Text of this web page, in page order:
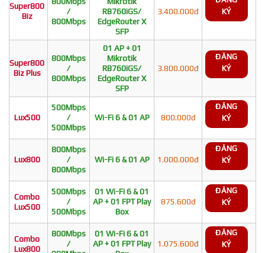
Super800
Biz
/
800Mbps
RB760iGS/
EdgeRouter X
SFP
3.400.000đ
KÝ
Super800
Biz Plus
800Mbps
/
800Mbps
01 AP + 01
Mikrotik
RB760iGS/
EdgeRouter X
SFP
3.800.000đ
ĐĂNG
KÝ
Lux500
500Mbps
/
500Mbps
Wi-Fi 6 & 01 AP 800.000đ
ĐĂNG
KÝ
Lux800
800Mbps
/
800Mbps
Wi-Fi 6 & 01 AP 1.000.000đ
ĐĂNG
KÝ
Combo
Lux500
500Mbps
/
500Mbps
01 Wi-Fi 6 & 01
AP + 01 FPT Play
Box
875.600đ
ĐĂNG
KÝ
Combo
Lux800
800Mbps
/
01 Wi-Fi 6 & 01
AP + 01 FPT Play
1.075.600đ
ĐĂNG
KÝ